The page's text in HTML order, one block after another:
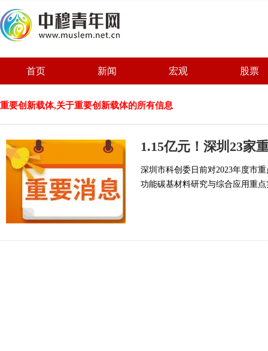
首页 新闻 宏观 股票
重要创新载体,关于重要创新载体的所有信息
1.15亿元！深圳23家
深圳市科创委日前对2023年度市
功能碳基材料研究与综合应用重